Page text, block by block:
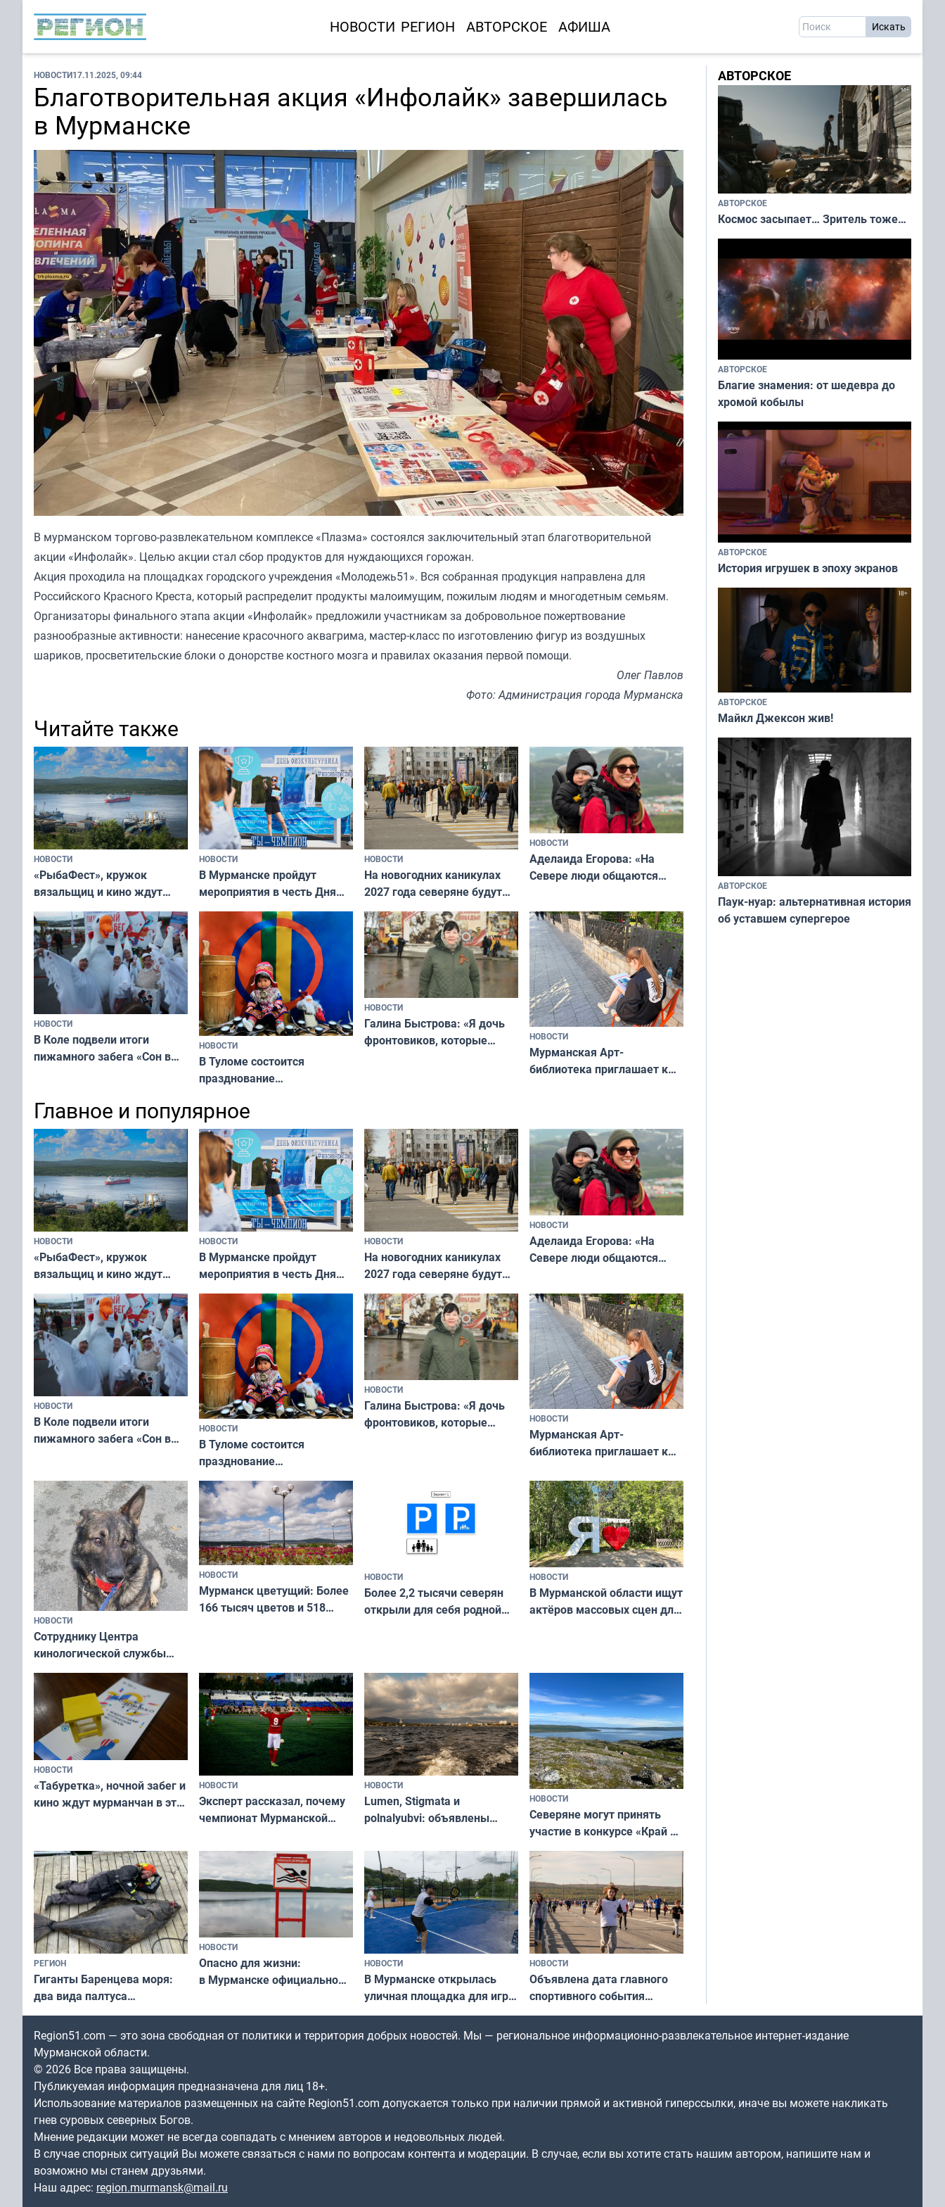
НОВОСТИ РЕГИОН АВТОРСКОЕ АФИША
НОВОСТИ17.11.2025, 09:44
Благотворительная акция «Инфолайк» завершилась
в Мурманске
В мурманском торгово-развлекательном комплексе «Плазма» состоялся заключительный этап благотворительной
акции «Инфолайк». Целью акции стал сбор продуктов для нуждающихся горожан.
Акция проходила на площадках городского учреждения «Молодежь51». Вся собранная продукция направлена для
Российского Красного Креста, который распределит продукты малоимущим, пожилым людям и многодетным семьям.
Организаторы финального этапа акции «Инфолайк» предложили участникам за добровольное пожертвование
разнообразные активности: нанесение красочного аквагрима, мастер‑класс по изготовлению фигур из воздушных
шариков, просветительские блоки о донорстве костного мозга и правилах оказания первой помощи.
Олег Павлов
Фото: Администрация города Мурманска
Читайте также
НОВОСТИ
«РыбаФест», кружок
вязальщиц и кино ждут
мурманчан в эти выходные
НОВОСТИ
В Мурманске пройдут
мероприятия в честь Дня
физкультурника
НОВОСТИ
На новогодних каникулах
2027 года северяне будут
отдыхать 11 дней
НОВОСТИ
Аделаида Егорова: «На
Севере люди общаются
а потому что
ты им интересен»
НОВОСТИ
В Коле подвели итоги
пижамного забега «Сон в
НОВОСТИ
В Туломе состоится
празднование
коренных народов мира
НОВОСТИ
Галина Быстрова: «Я дочь
фронтовиков, которые
НОВОСТИ
Мурманская Арт-
библиотека приглашает к
Главное и популярное
НОВОСТИ
«РыбаФест», кружок
вязальщиц и кино ждут
мурманчан в эти выходные
НОВОСТИ
В Мурманске пройдут
мероприятия в честь Дня
физкультурника
НОВОСТИ
На новогодних каникулах
2027 года северяне будут
отдыхать 11 дней
НОВОСТИ
Аделаида Егорова: «На
Севере люди общаются
а потому что
ты им интересен»
НОВОСТИ
В Коле подвели итоги
пижамного забега «Сон в
НОВОСТИ
В Туломе состоится
празднование
Международного дня
коренных народов мира
НОВОСТИ
Галина Быстрова: «Я дочь
фронтовиков, которые
НОВОСТИ
Мурманская Арт-
библиотека приглашает к
и фотографов
НОВОСТИ
Сотруднику Центра
кинологической службы
ищут новый дом
НОВОСТИ
Мурманск цветущий: Более
166 тысяч цветов и 518
НОВОСТИ
Более 2,2 тысячи северян
открыли для себя родной
НОВОСТИ
В Мурманской области ищут
актёров массовых сцен для
НОВОСТИ
«Табуретка», ночной забег и
кино ждут мурманчан в эти
НОВОСТИ
Эксперт рассказал, почему
чемпионат Мурманской
незамеченным
НОВОСТИ
Lumen, Stigmata и
polnalyubvi: объявлены
«Имандра» в 2026 года
НОВОСТИ
Северяне могут принять
участие в конкурсе «Край у
северной границы: фотогид
по Печенгскому округу»
РЕГИОН
Гиганты Баренцева моря:
два вида палтуса
и их рекордные трофеи
НОВОСТИ
Опасно для жизни:
в Мурманске официально
в городских водоёмах
НОВОСТИ
В Мурманске открылась
уличная площадка для игры
в падел
НОВОСТИ
Объявлена дата главного
спортивного события
Заполярья: как зарождался
фестиваль «Гольфстрим»
АВТОРСКОЕ
АВТОРСКОЕ
Космос засыпает… Зритель тоже…
АВТОРСКОЕ
Благие знамения: от шедевра до
хромой кобылы
АВТОРСКОЕ
История игрушек в эпоху экранов
АВТОРСКОЕ
Майкл Джексон жив!
АВТОРСКОЕ
Паук-нуар: альтернативная история
об уставшем супергерое
Region51.com — это зона свободная от политики и территория добрых новостей. Мы — региональное информационно-развлекательное интернет-издание
Мурманской области.
© 2026 Все права защищены.
Публикуемая информация предназначена для лиц 18+.
Использование материалов размещенных на сайте Region51.com допускается только при наличии прямой и активной гиперссылки, иначе вы можете накликать
гнев суровых северных Богов.
Мнение редакции может не всегда совпадать с мнением авторов и недовольных людей.
В случае спорных ситуаций Вы можете связаться с нами по вопросам контента и модерации. В случае, если вы хотите стать нашим автором, напишите нам и
возможно мы станем друзьями.
Наш адрес: region.murmansk@mail.ru